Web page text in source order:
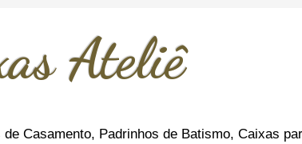
Ateliê
Casamento, Padrinhos de Batismo, Caixas